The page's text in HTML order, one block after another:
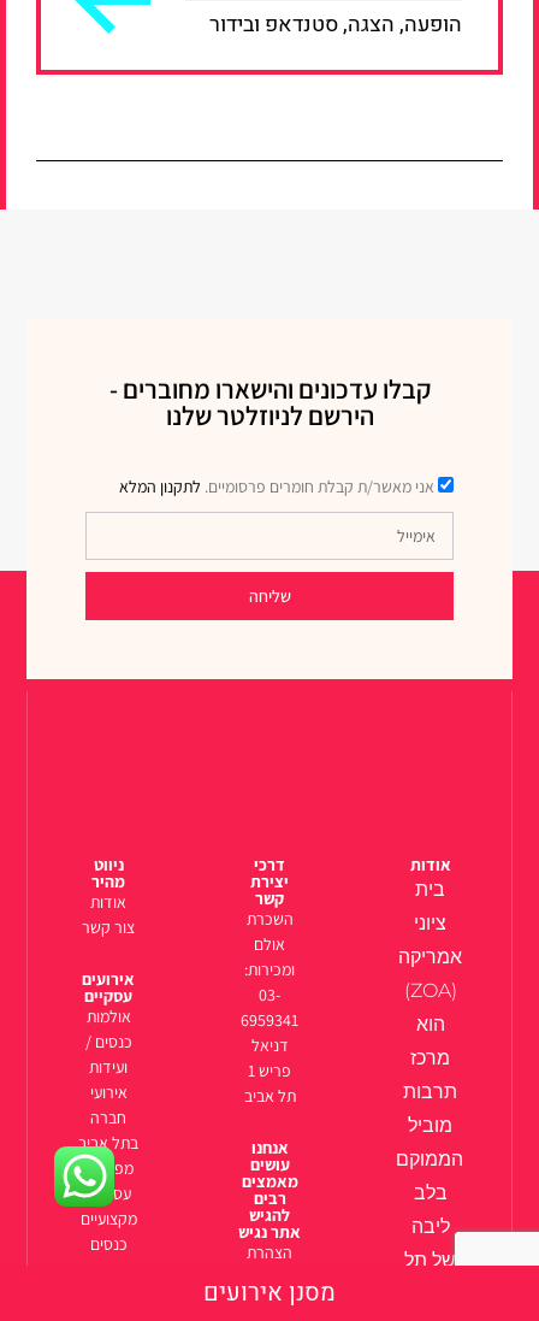
מסנן אירועים
הופעה, הצגה, סטנדאפ ובידור
קבלו עדכונים והישארו מחוברים -
הירשם לניוזלטר שלנו
אני מאשר/ת קבלת חומרים פרסומיים. לתקנון המלא
שליחה
אודות
בית
ציוני
אמריקה
(ZOA)
הוא
מרכז
תרבות
מוביל
הממוקם
בלב
ליבה
של תל
דרכי
יצירת
קשר
השכרת
אולם
ומכירות:
03-
6959341
דניאל
פריש 1
תל אביב
אנחנו
עושים
מאמצים
רבים
להגיש
אתר נגיש
הצהרת
תקנון
ניווט
מהיר
אודות
צור קשר
אירועים
עסקיים
אולמות
כנסים /
ועידות
אירועי
חברה
בתל אביב
מפגשים
עסקיים
מקצועיים
כנסים